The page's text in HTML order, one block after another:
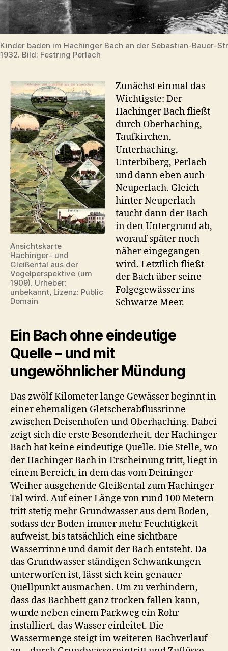
Kinder baden im Hachinger Bach an der Sebastian-Bauer-
1932. Bild: Festring Perlach
Ansichtskarte
Hachinger- und
Gleißental aus der
Vogelperspektive (um
1909). Urheber:
unbekannt, Lizenz: Public
Domain
Zunächst einmal das
Wichtigste: Der
Hachinger Bach fließt
durch Oberhaching,
Taufkirchen,
Unterhaching,
Unterbiberg, Perlach
und dann eben auch
Neuperlach. Gleich
hinter Neuperlach
taucht dann der Bach
in den Untergrund ab,
worauf später noch
näher eingegangen
wird. Letztlich fließt
der Bach über seine
Folgegewässer ins
Schwarze Meer.
Ein Bach ohne eindeutige
Quelle – und mit
ungewöhnlicher Mündung
Das zwölf Kilometer lange Gewässer beginnt in
einer ehemaligen Gletscherabflussrinne
zwischen Deisenhofen und Oberhaching. Dabei
zeigt sich die erste Besonderheit, der Hachinger
Bach hat keine eindeutige Quelle. Die Stelle, wo
der Hachinger Bach in Erscheinung tritt, liegt in
einem Bereich, in dem das vom Deininger
Weiher ausgehende Gleißental zum Hachinger
Tal wird. Auf einer Länge von rund 100 Metern
tritt stetig mehr Grundwasser aus dem Boden,
sodass der Boden immer mehr Feuchtigkeit
aufweist, bis tatsächlich eine sichtbare
Wasserrinne und damit der Bach entsteht. Da
das Grundwasser ständigen Schwankungen
unterworfen ist, lässt sich kein genauer
Quellpunkt ausmachen. Um zu verhindern,
dass das Bachbett ganz trocken fallen kann,
wurde neben einem Parkweg ein Rohr
installiert, das Wasser einleitet. Die
Wassermenge steigt im weiteren Bachverlauf